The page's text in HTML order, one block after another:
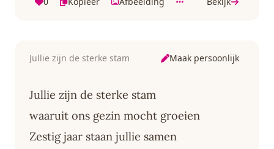
Jullie zijn de sterke stam Maak persoonlijk
Jullie zijn de sterke stam
waaruit ons gezin mocht groeien
Zestig jaar staan jullie samen